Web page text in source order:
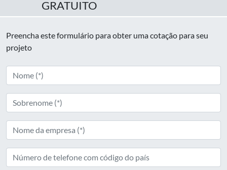
GRATUITO
Preencha este formulário para obter uma cotação para seu
projeto